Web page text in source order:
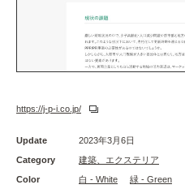
https://j-p-i.co.jp/
Update
2023年3月6日
Category
建築、エクステリア
Color
白 - White 緑 - Green